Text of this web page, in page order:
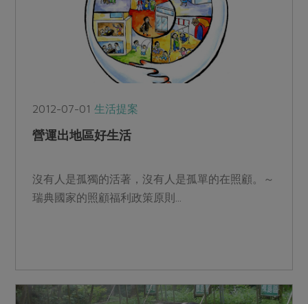
2012-07-01生活提案
營運出地區好生活
沒有人是孤獨的活著，沒有人是孤單的在照顧。～
瑞典國家的照顧福利政策原則...